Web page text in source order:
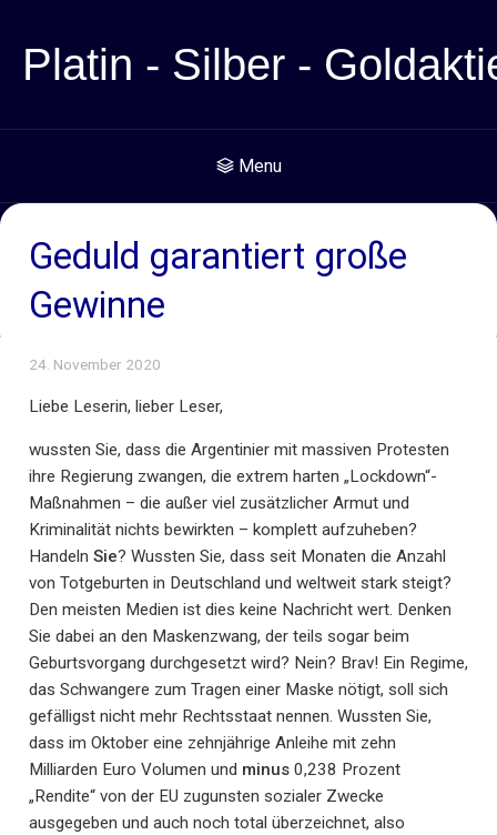
Platin - Silber -
Menu
Geduld garantiert große
Gewinne
24. November 2020
Liebe Leserin, lieber Leser,
wussten Sie, dass die Argentinier mit massiven Protesten
ihre Regierung zwangen, die extrem harten „Lockdown“-
Maßnahmen – die außer viel zusätzlicher Armut und
Kriminalität nichts bewirkten – komplett aufzuheben?
Handeln Sie? Wussten Sie, dass seit Monaten die Anzahl
von Totgeburten in Deutschland und weltweit stark steigt?
Den meisten Medien ist dies keine Nachricht wert. Denken
Sie dabei an den Maskenzwang, der teils sogar beim
Geburtsvorgang durchgesetzt wird? Nein? Brav! Ein Regime,
das Schwangere zum Tragen einer Maske nötigt, soll sich
gefälligst nicht mehr Rechtsstaat nennen. Wussten Sie,
dass im Oktober eine zehnjährige Anleihe mit zehn
Milliarden Euro Volumen und minus 0,238 Prozent
„Rendite“ von der EU zugunsten sozialer Zwecke
ausgegeben und auch noch total überzeichnet, also